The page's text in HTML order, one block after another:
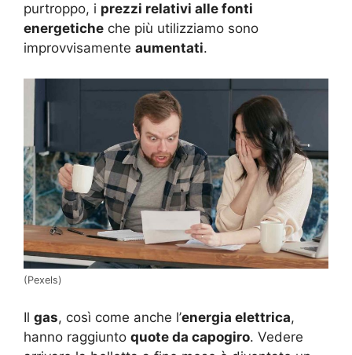
purtroppo, i prezzi relativi alle fonti
energetiche che più utilizziamo sono
improvvisamente aumentati.
(Pexels)
Il gas, così come anche l’energia elettrica,
hanno raggiunto quote da capogiro. Vedere